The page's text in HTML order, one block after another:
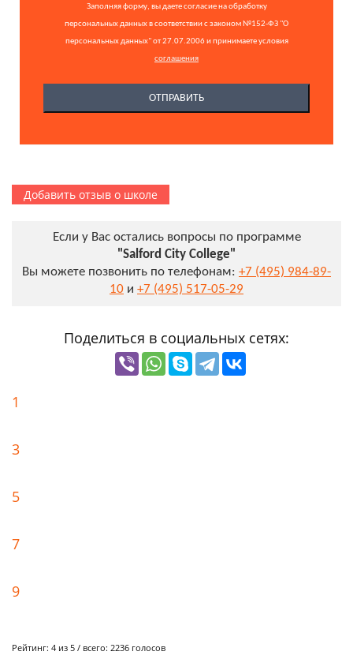
Заполняя форму, вы даете согласие на обработку
персональных данных в соответствии с законом №152-ФЗ "О
персональных данных" от 27.07.2006 и принимаете условия
соглашения
Добавить отзыв о школе
Если у Вас остались вопросы по программе
"Salford City College"
Вы можете позвонить по телефонам: +7 (495) 984-89-
10 и +7 (495) 517-05-29
Поделиться в социальных сетях:
1
3
5
7
9
Рейтинг: 4 из 5 / всего: 2236 голосов